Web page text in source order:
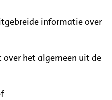
informatie over
over het algemeen uit de